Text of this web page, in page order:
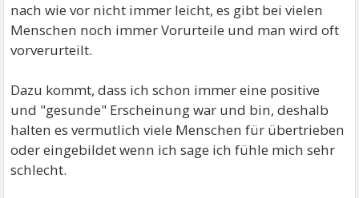
nach wie vor nicht immer leicht, es gibt bei vielen
Menschen noch immer Vorurteile und man wird oft
vorverurteilt.
Dazu kommt, dass ich schon immer eine positive
und "gesunde" Erscheinung war und bin, deshalb
halten es vermutlich viele Menschen für übertrieben
oder eingebildet wenn ich sage ich fühle mich sehr
schlecht.